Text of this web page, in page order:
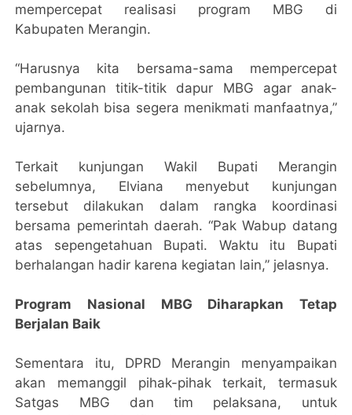
mempercepat realisasi program MBG di
Kabupaten Merangin.
“Harusnya kita bersama-sama mempercepat
pembangunan titik-titik dapur MBG agar anak-
anak sekolah bisa segera menikmati manfaatnya,”
ujarnya.
Terkait kunjungan Wakil Bupati Merangin
sebelumnya, Elviana menyebut kunjungan
tersebut dilakukan dalam rangka koordinasi
bersama pemerintah daerah. “Pak Wabup datang
atas sepengetahuan Bupati. Waktu itu Bupati
berhalangan hadir karena kegiatan lain,” jelasnya.
Program Nasional MBG Diharapkan Tetap
Berjalan Baik
Sementara itu, DPRD Merangin menyampaikan
akan memanggil pihak-pihak terkait, termasuk
Satgas MBG dan tim pelaksana, untuk